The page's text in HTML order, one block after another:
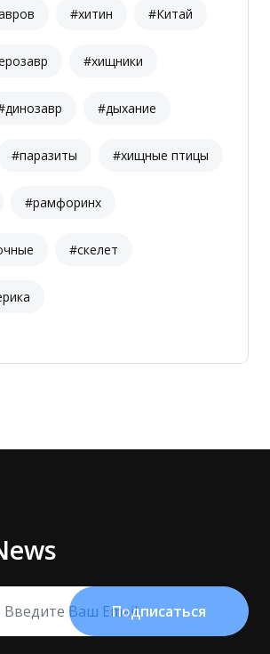
#хитин #Китай
#хищники
#дыхание
#паразиты #хищные птицы
#рамфоринх
#скелет
Подписаться